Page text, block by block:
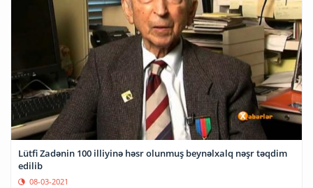
Lütfi Zadənin 100 illiyinə həsr olunmuş beynəlxalq nəşr təqdim
edilib
08-03-2021